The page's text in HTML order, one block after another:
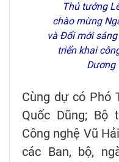
Thủ tướng
chào mừng
và Đổi mới
triển khai
Dương
Cùng dự có Phó
Quốc Dũng; Bộ
Công nghệ Vũ
các Ban, bộ,